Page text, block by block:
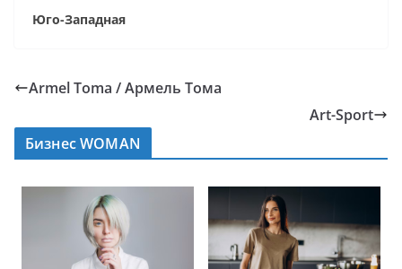
Юго-Западная
Armel Toma / Армель Тома
Art-Sport
Бизнес WOMAN